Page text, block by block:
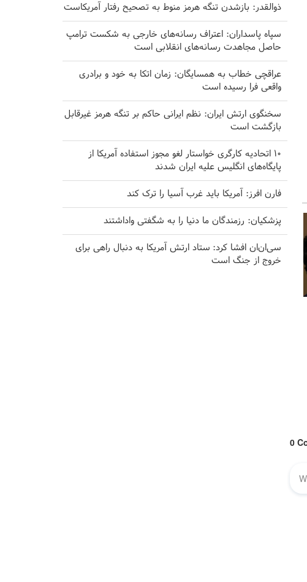
ذوالقدر: بازشدن تنگه هرمز منوط به تصحیح رفتار آمریکاست
سپاه پاسداران: اعتراف رسانه‌های خارجی به شکست ترامپ
حاصل مجاهدت رسانه‌های انقلابی است
عراقچی خطاب به همسایگان: زمان اتکا به خود و برادری
واقعی فرا رسیده است
سخنگوی ارتش ایران: نظم ایرانی حاکم بر تنگه هرمز غیرقابل
بازگشت است
۱۰ اتحادیه کارگری خواستار لغو مجوز استفاده آمریکا از
پایگاه‌های انگلیس علیه ایران شدند
فارن افرز: آمریکا باید غرب آسیا را ترک کند
پزشکیان: رزمندگان ما دنیا را به شگفتی واداشتند
سی‌ان‌ان افشا کرد: ستاد ارتش آمریکا به دنبال راهی برای
خروج از جنگ است